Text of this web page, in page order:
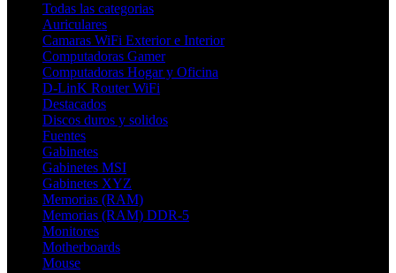
Todas las categorias
Auriculares
Camaras WiFi Exterior e Interior
Computadoras Gamer
Computadoras Hogar y Oficina
D-LinK Router WiFi
Destacados
Discos duros y solidos
Fuentes
Gabinetes
Gabinetes MSI
Gabinetes XYZ
Memorias (RAM)
Memorias (RAM) DDR-5
Monitores
Motherboards
Mouse